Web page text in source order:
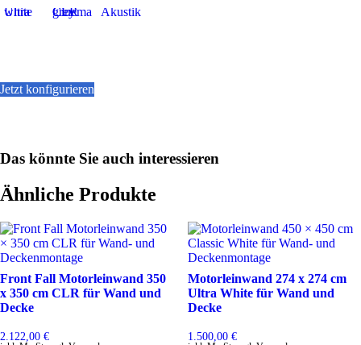
Ultra white Cinema grey CLR Akustik
Jetzt konfigurieren
Varianten
Die
Optionen
können
auf
der
Produktseite
gewählt
werden
Das könnte Sie auch interessieren
Ähnliche Produkte
Front Fall Motorleinwand 350
x 350 cm CLR für Wand und
Decke
2.122,00 €
Motorleinwand 274 x 274 cm
Ultra White für Wand und
Decke
1.500,00 €